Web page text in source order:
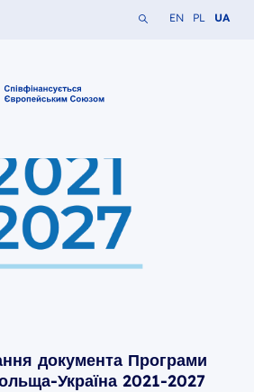
Шукати на сайті
Змінити мову
EN Змінити
PL UA
документа Програми
Україна 2021-2027